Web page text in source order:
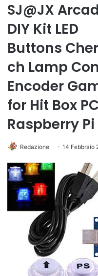
SJ@JX
DIY Kit LED
Buttons
ch Lamp
Encoder
for Hit Box
Raspberry Pi
Redazione 14 Febbraio